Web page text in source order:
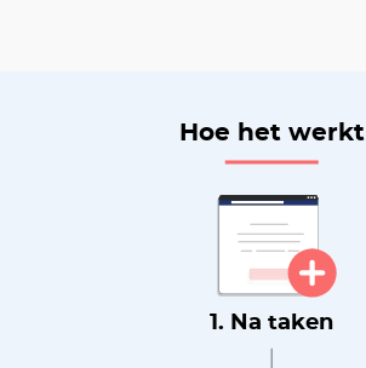
Hoe het werkt
1. Na taken